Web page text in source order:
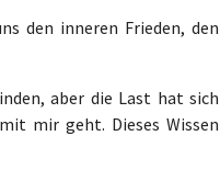
den inneren Frieden, den
aber die Last hat sich
mir geht. Dieses Wissen